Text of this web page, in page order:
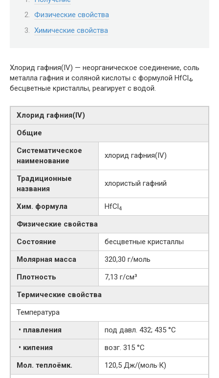
Физические свойства
Химические свойства
Хлорид гафния(IV) — неорганическое соединение, соль
металла гафния и соляной кислоты с формулой HfCl4,
бесцветные кристаллы, реагирует с водой.
Хлорид гафния​(IV)​
Общие
Систематическое
наименование
хлорид гафния​(IV)​
Традиционные
названия
хлористый гафний
Хим. формула HfCl4
Физические свойства
Состояние
бесцветные кристаллы
Молярная масса
320,30 г/моль
Плотность
7,13 г/см³
Термические свойства
Температура
• плавления
под давл. 432; 435 °C
• кипения
возг. 315 °C
Мол. теплоёмк.
120,5 Дж/(моль·К)